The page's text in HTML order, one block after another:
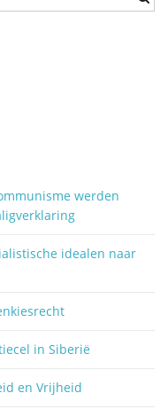
werden
idealen naar
in Siberië
en Vrijheid